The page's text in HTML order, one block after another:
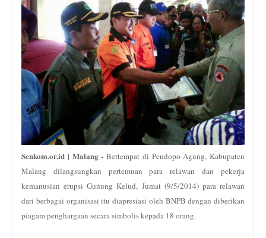
Senkom.or.id | Malang - Bertempat di Pendopo Agung, Kabupaten
Malang dilangsungkan pertemuan para relawan dan pekerja
kemanusian erupsi Gunung Kelud, Jumat (9/5/2014)para relawan
dari berbagai organisasi itu diapresiasi oleh BNPB dengan diberikan
piagam penghargaan secara simbolis kepada 18 orang.